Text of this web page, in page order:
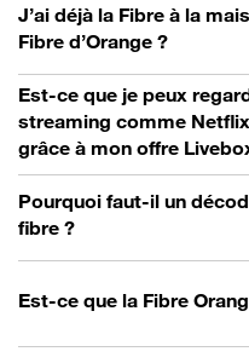
J’ai déjà la Fibre à la
Fibre d’Orange ?
Est-ce que je peux
streaming comme
grâce à mon offre
Pourquoi faut-il un
fibre ?
Est-ce que la Fibre